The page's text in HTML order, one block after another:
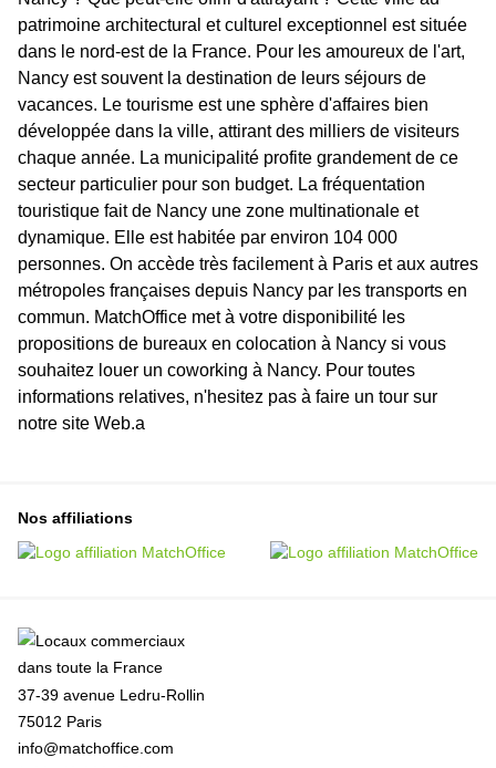
patrimoine architectural et culturel exceptionnel est située
dans le nord-est de la France. Pour les amoureux de l'art,
Nancy est souvent la destination de leurs séjours de
vacances. Le tourisme est une sphère d'affaires bien
développée dans la ville, attirant des milliers de visiteurs
chaque année. La municipalité profite grandement de ce
secteur particulier pour son budget. La fréquentation
touristique fait de Nancy une zone multinationale et
dynamique. Elle est habitée par environ 104 000
personnes. On accède très facilement à Paris et aux autres
métropoles françaises depuis Nancy par les transports en
commun. MatchOffice met à votre disponibilité les
propositions de bureaux en colocation à Nancy si vous
souhaitez louer un coworking à Nancy. Pour toutes
informations relatives, n'hesitez pas à faire un tour sur
notre site Web.a
Nos affiliations
37-39 avenue Ledru-Rollin
75012 Paris
info@matchoffice.com